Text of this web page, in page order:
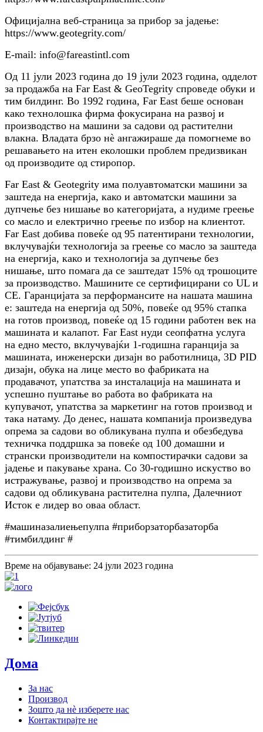
Официјална веб-страница за прибор за јадење:
https://www.geotegrity.com/
E-mail: info@fareastintl.com
Од 11 јули 2023 година до 19 јули 2023 година, одделот
за продажба на Far East & GeoTegrity спроведе обуки и
тим билдинг. Во 1992 година, Far East беше основан
како технолошка фирма фокусирана на развој и
производство на машини за садови од растителни
влакна. Владата брзо нè ангажираше да помогнеме во
решавањето на итен еколошки проблем предизвикан
од производите од стиропор.
Far East & Geotegrity има полуавтоматски машини за
заштеда на енергија, како и автоматски машини за
дупчење без нишање во категоријата, а нудиме греење
со масло и електрично греење по избор на клиентот.
Far East добива повеќе од 95 патентирани технологии,
вклучувајќи технологија за греење со масло за заштеда
на енергија, како и технологија за дупчење без
нишање, што помага да се заштедат 15% од трошоците
за производство. Машините се сертифицирани со UL и
CE. Гаранцијата за перформансите на нашата машина
е: заштеда на енергија од 50%, повеќе од 95% стапка
на готов производ, повеќе од 15 години работен век на
машината и калапот. Far East нуди сеопфатна услуга
на едно место, вклучувајќи 1-годишна гаранција за
машината, инженерски дизајн во работилница, 3D PID
дизајн, обука на лице место во фабриката на
продавачот, упатства за инсталација на машината и
успешно пуштање во работа во фабриката на
купувачот, упатства за маркетинг на готов производ и
така натаму. До денес, нашата компанија произведува
опрема за садови во обликувана пулпа и обезбедува
техничка поддршка за повеќе од 100 домашни и
странски производители на компостирачки садови за
јадење и пакување храна. Со 30-годишно искуство во
истражување, развој и производство на опрема за
садови од обликувана растителна пулпа, Далечниот
Исток е лидер во оваа област.
#машиназалиењепулпа #приборзаторбазаторба
#тимбилдинг #
Време на објавување: 24 јули 2023 година
Дома
За нас
Производ
Зошто да нè изберете нас
Контактирајте не